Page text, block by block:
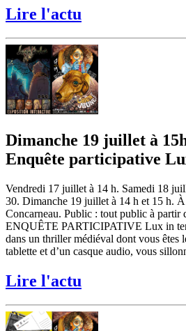
Lire l'actu
Dimanche 19 juillet à
Enquête participative
Vendredi 17 juillet à 14 h. Samedi 18
30. Dimanche 19 juillet à 14 h et 15 h.
Concarneau. Public : tout public à partir
ENQUÊTE PARTICIPATIVE Lux in
dans un thriller médiéval dont vous êtes
tablette et d’un casque audio, vous
Lire l'actu